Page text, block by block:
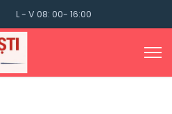
L - V 08: 00- 16:00